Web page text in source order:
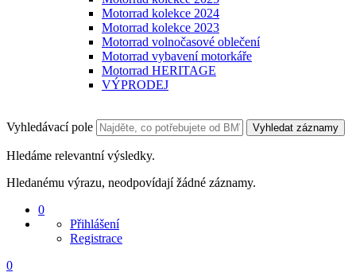
Motorrad kolekce 2024
Motorrad kolekce 2023
Motorrad volnočasové oblečení
Motorrad vybavení motorkáře
Motorrad HERITAGE
VÝPRODEJ
Vyhledávací pole Vyhledat záznamy
Hledáme relevantní výsledky.
Hledanému výrazu, neodpovídají žádné záznamy.
0
Přihlášení
Registrace
0